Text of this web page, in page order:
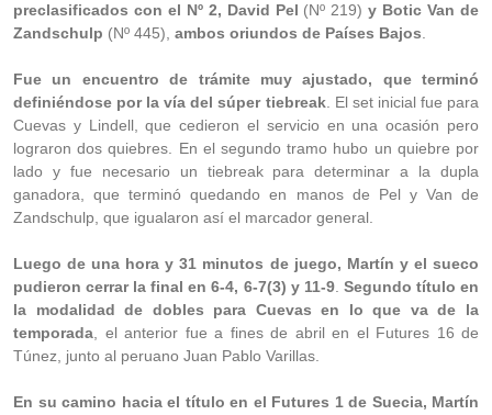
preclasificados con el Nº 2, David Pel (Nº 219)y Botic Van de
Zandschulp (Nº 445), ambos oriundos de Países Bajos
Fue un encuentro de trámite muy ajustado, que terminó
definiéndose por la vía del súper tiebreak. El set inicial fue para
Cuevas y Lindell, que cedieron el servicio en una ocasión pero
lograron dos quiebres. En el segundo tramo hubo un quiebre por
lado y fue necesario un tiebreak para determinar a la dupla
ganadora, que terminó quedando en manos de Pel y Van de
Zandschulp, que igualaron así el marcador general.
Luego de una hora y 31 minutos de juego, Martín y el sueco
pudieron cerrar la final en 6-4, 6-7(3) y 11-9. Segundo título en
la modalidad de dobles para Cuevas en lo que va de la
temporada , el anterior fue a fines de abril en el Futures 16 de
Túnez, junto al peruano Juan Pablo Varillas.
En su camino hacia el título en el Futures 1 de Suecia, Martín